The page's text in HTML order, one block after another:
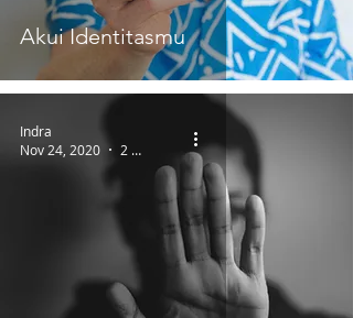
Akui Identitasmu
Indra
Nov 24, 2020
2 min read